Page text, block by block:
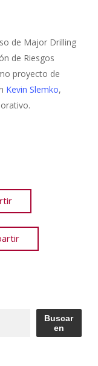
de Major Drilling
de Riesgos
proyecto de
Kevin Slemko,
Buscar
en